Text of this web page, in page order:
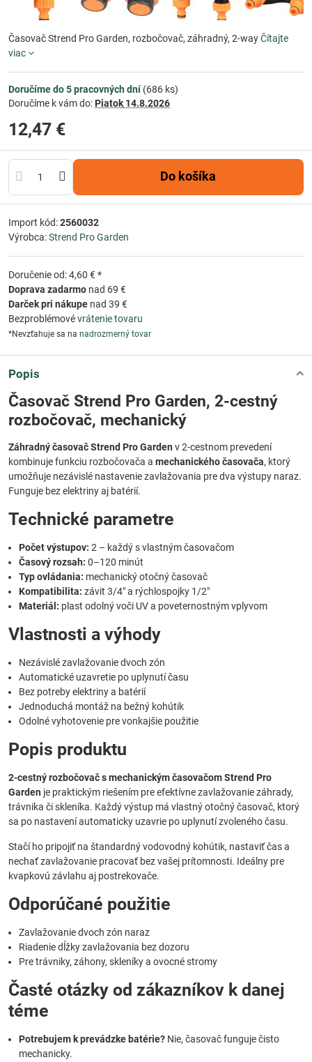
Časovač Strend Pro Garden, rozbočovač, záhradný, 2-wayČítajte
viac
Doručíme do 5 pracovných dní(686 ks)
Doručíme k vám do: Piatok 14.8.2026
12,47 €
Do košíka
Import kód:2560032
Výrobca:Strend Pro Garden
Doručenie od: 4,60 € *
Doprava zadarmo nad 69 €
Darček pri nákupe nad 39 €
Bezproblémovévrátenie tovaru
*Nevzťahuje sa na nadrozmerný tovar
Popis
Časovač Strend Pro Garden, 2-cestný
rozbočovač, mechanický
Záhradný časovač Strend Pro Garden v 2-cestnom prevedení
kombinuje funkciu rozbočovača a mechanického časovača, ktorý
umožňuje nezávislé nastavenie zavlažovania pre dva výstupy naraz.
Funguje bez elektriny aj batérií.
Technické parametre
Počet výstupov: 2 – každý s vlastným časovačom
Časový rozsah: 0–120 minút
Typ ovládania: mechanický otočný časovač
Kompatibilita: závit 3/4" a rýchlospojky 1/2"
Materiál: plast odolný voči UV a poveternostným vplyvom
Vlastnosti a výhody
Nezávislé zavlažovanie dvoch zón
Automatické uzavretie po uplynutí času
Bez potreby elektriny a batérií
Jednoduchá montáž na bežný kohútik
Odolné vyhotovenie pre vonkajšie použitie
Popis produktu
2-cestný rozbočovač s mechanickým časovačom Strend Pro
Garden je praktickým riešením pre efektívne zavlažovanie záhrady,
trávnika či skleníka. Každý výstup má vlastný otočný časovač, ktorý
sa po nastavení automaticky uzavrie po uplynutí zvoleného času.
Stačí ho pripojiť na štandardný vodovodný kohútik, nastaviť čas a
nechať zavlažovanie pracovať bez vašej prítomnosti. Ideálny pre
kvapkovú závlahu aj postrekovače.
Odporúčané použitie
Zavlažovanie dvoch zón naraz
Riadenie dĺžky zavlažovania bez dozoru
Pre trávniky, záhony, skleníky a ovocné stromy
Časté otázky od zákazníkov k danej
téme
Potrebujem k prevádzke batérie? Nie, časovač funguje čisto
mechanicky.